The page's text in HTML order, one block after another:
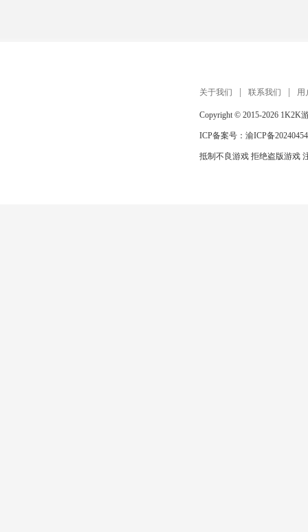
关于我们 联系我们 用
Copyright © 2015-2026 1K2K
ICP备案号： 渝ICP备
抵制不良游戏 拒绝盗版游戏